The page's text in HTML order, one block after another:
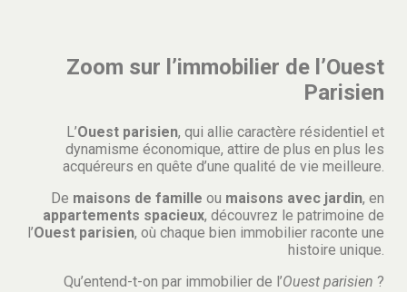
Zoom sur l’immobilier de l’Ouest
Parisien
L’Ouest parisien, qui allie caractère résidentiel et
dynamisme économique, attire de plus en plus les
acquéreurs en quête d’une qualité de vie meilleure.
De maisons de famille ou maisons avec jardin, en
appartements spacieux, découvrez le patrimoine de
l’Ouest parisien, où chaque bien immobilier raconte une
histoire unique.
Qu’entend-t-on par immobilier de l’Ouest parisien ?